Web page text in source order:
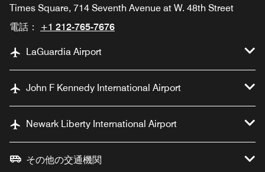
Times Square, 714 Seventh Avenue at W. 48th Street
電話：
+1 212-765-7676
LaGuardia Airport
John F Kennedy International Airport
Newark Liberty International Airport
その他の交通機関